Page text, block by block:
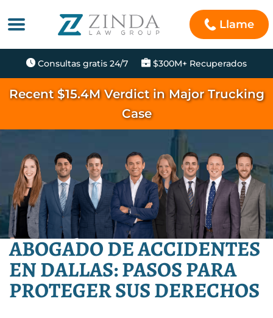
Llame
Consultas gratis 24/7 $300M+ Recuperados
Recent $15.4M Verdict in Major Trucking
Case
ABOGADO DE ACCIDENTES
EN DALLAS: PASOS PARA
PROTEGER SUS DERECHOS